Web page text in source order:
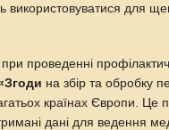
використовуватися для
проведенні
на збір та обробку
країнах Європи. Це
дані для ведення